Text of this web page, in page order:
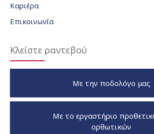
Καριέρα
Επικοινωνία
Κλείστε ραντεβού
Με την ποδολόγο μας
Με το εργαστήριο
ορθωτικών